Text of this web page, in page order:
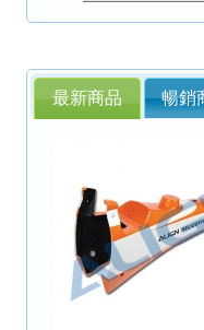
最新商品 暢銷